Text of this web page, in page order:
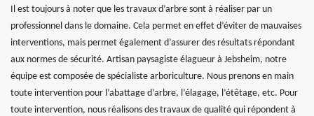
Il est toujours à noter que les travaux d’arbre sont à réaliser par un
professionnel dans le domaine. Cela permet en effet d’éviter de mauvaises
interventions, mais permet également d’assurer des résultats répondant
aux normes de sécurité. Artisan paysagiste élagueur à Jebsheim, notre
équipe est composée de spécialiste arboriculture. Nous prenons en main
toute intervention pour l’abattage d’arbre, l’élagage, l’étêtage, etc. Pour
toute intervention, nous réalisons des travaux de qualité qui répondent à